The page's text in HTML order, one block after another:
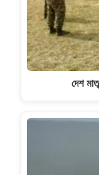
দেশ